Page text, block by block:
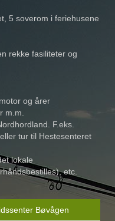
5 soverom i feriehusene
rekke fasiliteter og
og årer
m.m.
F.eks.
tur til Hestesenteret
lokale
etc.
Bøvågen